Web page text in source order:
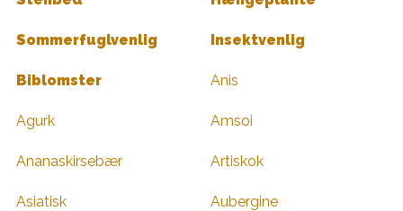
Sommerfuglvenlig Insektvenlig
Biblomster Anis
Agurk Amsoi
Ananaskirsebær Artiskok
Asiatisk Aubergine